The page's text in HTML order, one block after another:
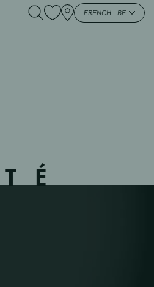
FRENCH - BE
– 44 –